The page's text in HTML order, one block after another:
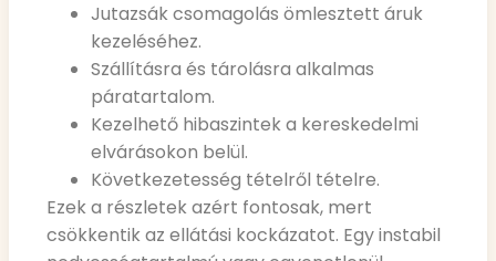
Jutazsák csomagolás ömlesztett áruk
kezeléséhez.
Szállításra és tárolásra alkalmas
páratartalom.
Kezelhető hibaszintek a kereskedelmi
elvárásokon belül.
Következetesség tételről tételre.
Ezek a részletek azért fontosak, mert
csökkentik az ellátási kockázatot. Egy instabil